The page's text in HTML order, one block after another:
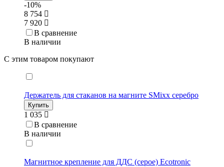
-10%
8 754
7 920
В сравнение
В наличии
С этим товаром покупают
Держатель для стаканов на магните SMixx серебро
Купить
1 035
В сравнение
В наличии
Магнитное крепление для ДДС (серое) Ecotronic